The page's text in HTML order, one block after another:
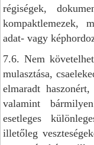
régiségek,
kompaktlemezek,
adat- vagy
7.6. Nem
mulasztása,
elmaradt
valamint
esetleges
illetőleg